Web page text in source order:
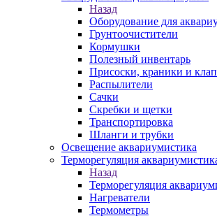
Назад
Оборудование для
Грунтоочистители
Кормушки
Полезный инвентарь
Присоски, краники и
Распылители
Сачки
Скребки и щетки
Транспортировка
Шланги и трубки
Освещение аквариумистика
Терморегуляция
Назад
Терморегуляция
Нагреватели
Термометры